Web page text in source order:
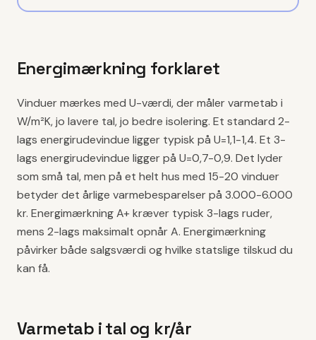
Energimærkning forklaret
Vinduer mærkes med U-værdi, der måler varmetab i
W/m²K, jo lavere tal, jo bedre isolering. Et standard 2-
lags energirudevindue ligger typisk på U=1,1-1,4. Et 3-
lags energirudevindue ligger på U=0,7-0,9. Det lyder
som små tal, men på et helt hus med 15-20 vinduer
betyder det årlige varmebesparelser på 3.000-6.000
kr. Energimærkning A+ kræver typisk 3-lags ruder,
mens 2-lags maksimalt opnår A. Energimærkning
påvirker både salgsværdi og hvilke statslige tilskud du
kan få.
Varmetab i tal og kr/år